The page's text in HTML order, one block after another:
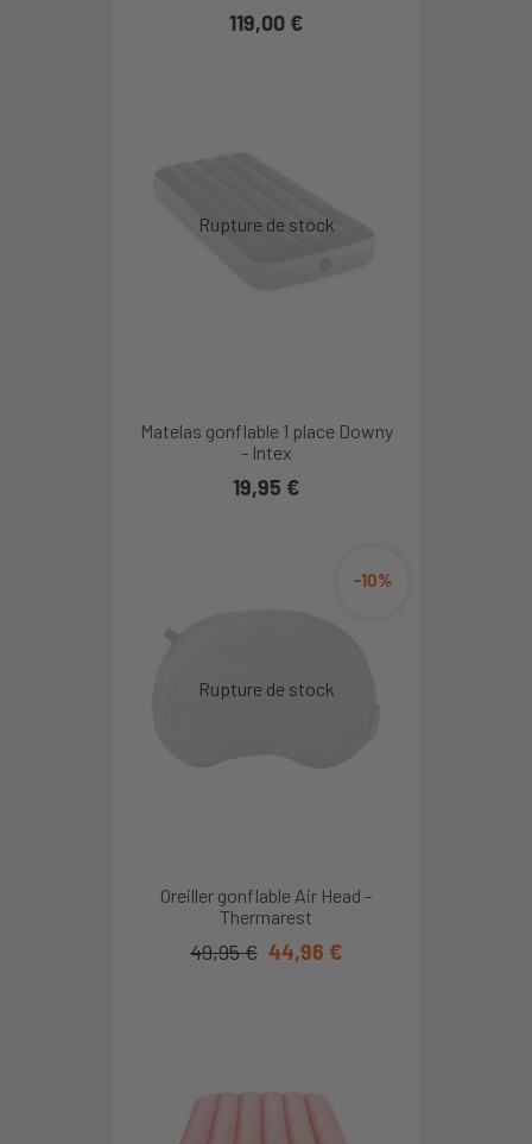
119,00 €
Matelas gonflable 1 place Downy
- Intex
19,95 €
Oreiller gonflable Air Head -
Thermarest
-10%
49,95 € 44,96 €